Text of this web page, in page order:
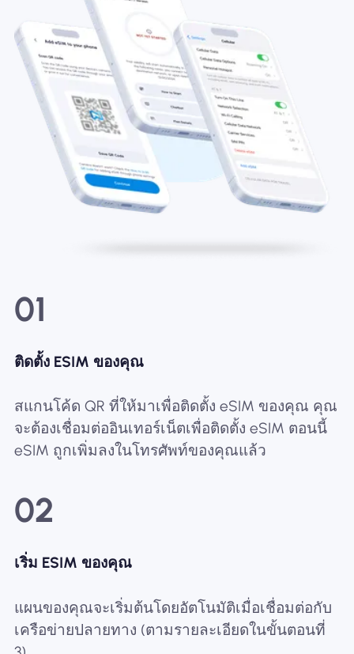
01
ติดตั้ง ESIM ของคุณ
สแกนโค้ด QR ที่ให้มาเพื่อติดตั้ง eSIM ของคุณ คุณ
จะต้องเชื่อมต่ออินเทอร์เน็ตเพื่อติดตั้ง eSIM ตอนนี้
eSIM ถูกเพิ่มลงในโทรศัพท์ของคุณแล้ว
02
เริ่ม ESIM ของคุณ
แผนของคุณจะเริ่มต้นโดยอัตโนมัติเมื่อเชื่อมต่อกับ
เครือข่ายปลายทาง (ตามรายละเอียดในขั้นตอนที่